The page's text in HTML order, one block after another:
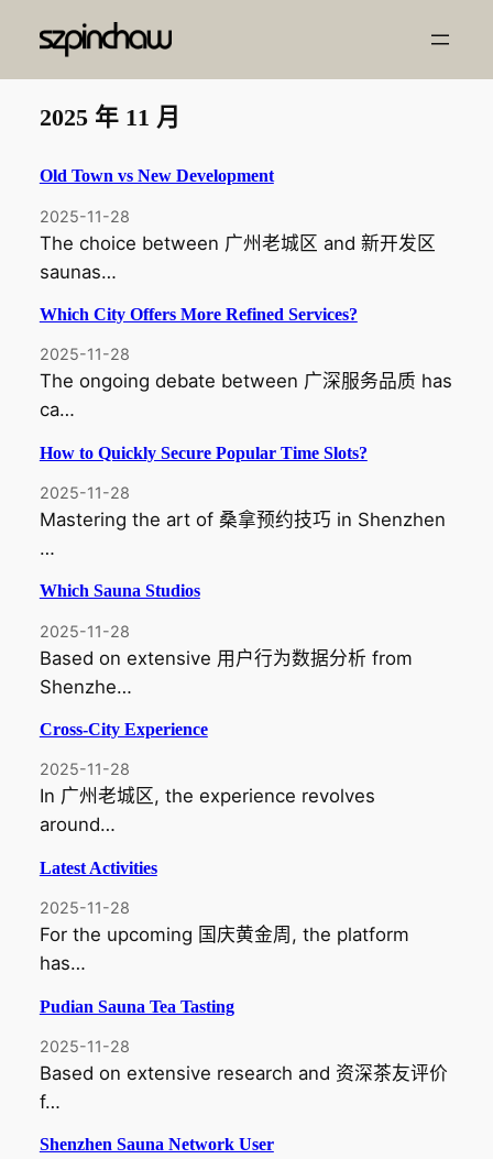
2025 年 11 月
Old Town vs New Development
2025-11-28
The choice between 广州老城区 and 新开发区
saunas…
Which City Offers More Refined Services?
2025-11-28
The ongoing debate between 广深服务品质 has
ca…
How to Quickly Secure Popular Time Slots?
2025-11-28
Mastering the art of 桑拿预约技巧 in Shenzhen
…
Which Sauna Studios
2025-11-28
Based on extensive 用户行为数据分析 from
Shenzhe…
Cross-City Experience
2025-11-28
In 广州老城区, the experience revolves
around…
Latest Activities
2025-11-28
For the upcoming 国庆黄金周, the platform
has…
Pudian Sauna Tea Tasting
2025-11-28
Based on extensive research and 资深茶友评价
f…
Shenzhen Sauna Network User